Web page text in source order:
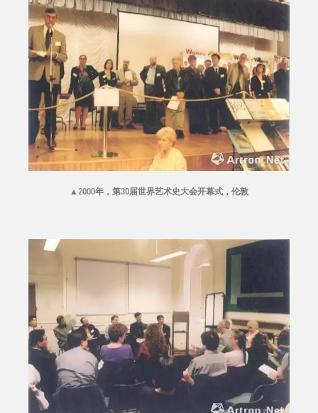
▲ 2000年，第30届世界艺术史大会开幕式，伦敦